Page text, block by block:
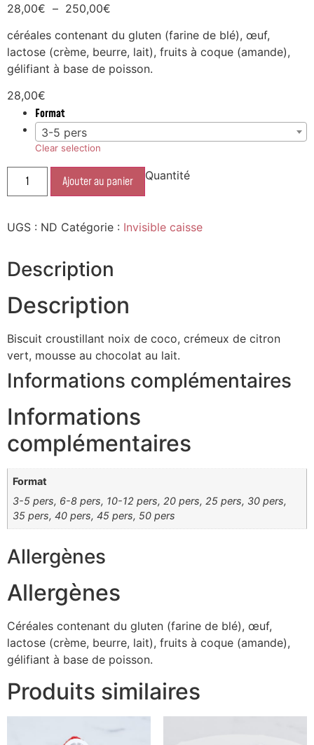
28,00€ – 250,00€
céréales contenant du gluten (farine de blé), œuf,
lactose (crème, beurre, lait), fruits à coque (amande),
gélifiant à base de poisson.
28,00€
Format
3-5 pers
Clear selection
Quantité
Ajouter au panier
UGS : ND Catégorie : Invisible caisse
Description
Description
Biscuit croustillant noix de coco, crémeux de citron
vert, mousse au chocolat au lait.
Informations complémentaires
Informations
complémentaires
Format
3-5 pers, 6-8 pers, 10-12 pers, 20 pers, 25 pers, 30 pers,
35 pers, 40 pers, 45 pers, 50 pers
Allergènes
Allergènes
Céréales contenant du gluten (farine de blé), œuf,
lactose (crème, beurre, lait), fruits à coque (amande),
gélifiant à base de poisson.
Produits similaires